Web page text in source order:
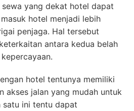
yang dekat hotel dapat
hotel menjadi lebih
penjaga. Hal tersebut
antara kedua belah
hotel tentunya memiliki
akses jalan yang mudah untuk
satu ini tentu dapat